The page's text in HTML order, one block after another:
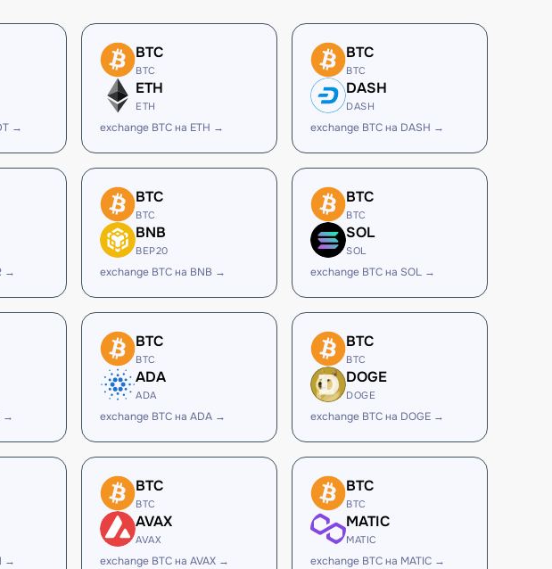
→
BTC
BTC
ETH
ETH
exchange BTC на ETH →
BTC
BTC
DASH
DASH
exchange BTC на DASH →
→
BTC
BTC
BNB
BEP20
exchange BTC на BNB →
BTC
BTC
SOL
SOL
exchange BTC на SOL →
→
BTC
BTC
ADA
ADA
exchange BTC на ADA →
BTC
BTC
DOGE
DOGE
exchange BTC на DOGE →
→
BTC
BTC
AVAX
AVAX
exchange BTC на AVAX →
BTC
BTC
MATIC
MATIC
exchange BTC на MATIC →